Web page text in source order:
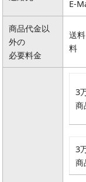
E-
商品代金以
外の
必要料金
送
料
3
商
3
商